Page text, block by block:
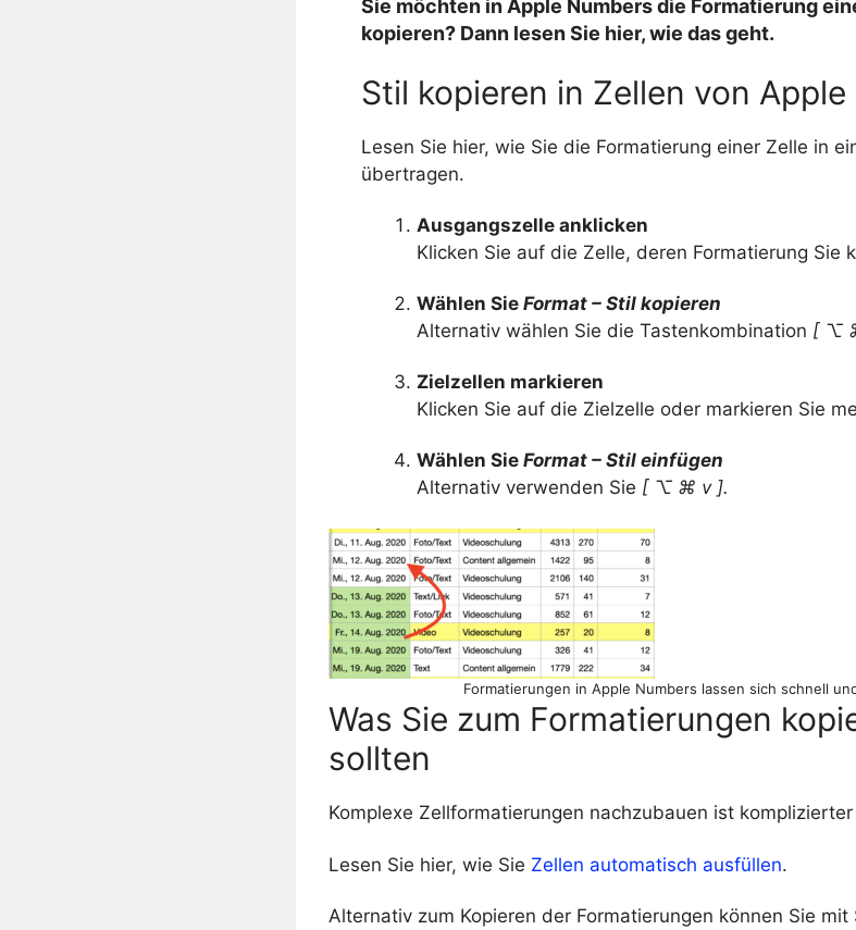
Sie möchten in Apple Numbers die Formatierung
kopieren? Dann lesen Sie hier, wie das geht.
Stil kopieren in Zellen von
Lesen Sie hier, wie Sie die Formatierung einer Zelle in
übertragen.
Ausgangszelle anklicken
Klicken Sie auf die Zelle, deren Formatierung Sie
Wählen Sie Format – Stil kopieren
Alternativ wählen Sie die Tastenkombination [ ⌥
Zielzellen markieren
Klicken Sie auf die Zielzelle oder markieren Sie
Wählen Sie Format – Stil einfügen
Alternativ verwenden Sie [ ⌥ ⌘ v ].
Formatierungen in Apple Numbers lassen sich schnell
Was Sie zum Formatierungen
sollten
Komplexe Zellformatierungen nachzubauen ist
Lesen Sie hier, wie Sie Zellen automatisch ausfüllen.
Alternativ zum Kopieren der Formatierungen können Sie